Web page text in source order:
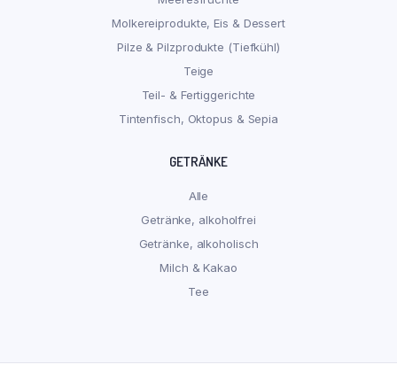
Molkereiprodukte, Eis & Dessert
Pilze & Pilzprodukte (Tiefkühl)
Teige
Teil- & Fertiggerichte
Tintenfisch, Oktopus & Sepia
GETRÄNKE
Alle
Getränke, alkoholfrei
Getränke, alkoholisch
Milch & Kakao
Tee